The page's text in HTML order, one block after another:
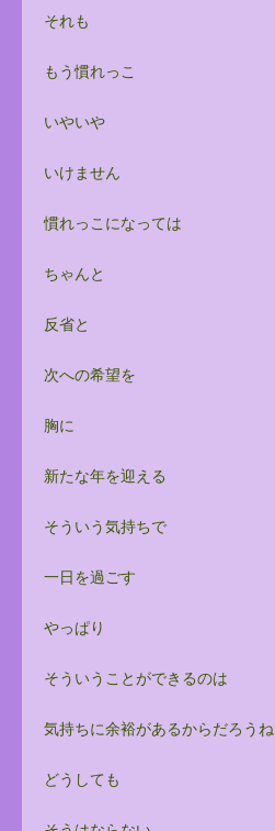
それも
もう慣れっこ
いやいや
いけません
慣れっこになっては
ちゃんと
反省と
次への希望を
胸に
新たな年を迎える
そういう気持ちで
一日を過ごす
やっぱり
そういうことができるのは
気持ちに余裕があるからだろうね
どうしても